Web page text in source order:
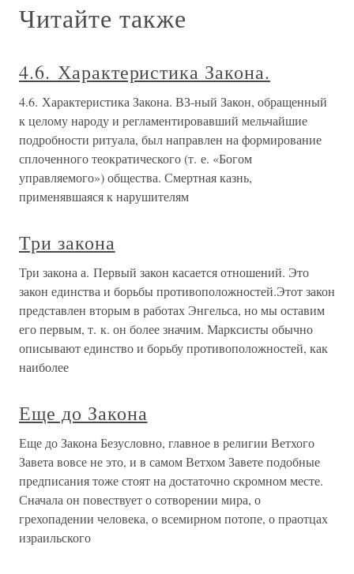
Читайте также
4.6. Характеристика Закона.
4.6. Характеристика Закона. ВЗ-ный Закон, обращенный
к целому народу и регламентировавший мельчайшие
подробности ритуала, был направлен на формирование
сплоченного теократического (т. е. «Богом
управляемого») общества. Смертная казнь,
применявшаяся к нарушителям
Три закона
Три закона а. Первый закон касается отношений. Это
закон единства и борьбы противоположностей.Этот закон
представлен вторым в работах Энгельса, но мы оставим
его первым, т. к. он более значим. Марксисты обычно
описывают единство и борьбу противоположностей, как
наиболее
Еще до Закона
Еще до Закона Безусловно, главное в религии Ветхого
Завета вовсе не это, и в самом Ветхом Завете подобные
предписания тоже стоят на достаточно скромном месте.
Сначала он повествует о сотворении мира, о
грехопадении человека, о всемирном потопе, о праотцах
израильского